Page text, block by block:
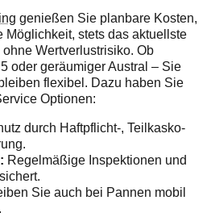
genießen Sie planbare Kosten,
Möglichkeit, stets das aktuellste
Wertverlustrisiko. Ob
oder geräumiger Austral – Sie
flexibel. Dazu haben Sie
Optionen:
durch Haftpflicht-, Teilkasko-
Regelmäßige Inspektionen und
Sie auch bei Pannen mobil